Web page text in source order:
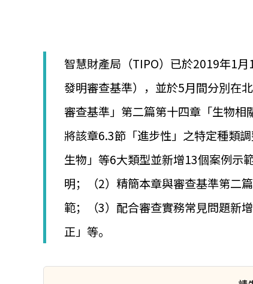
顧
問
│
專
利
佈
局
│
美
國
專
利
智慧財產局（TIPO）已於2019年1
發明審查基準），並於5月間分別在
審查基準」第二篇第十四章「生物
將該章6.3節「進步性」之特定種類
生物」等6大類型並新增13個案例示
明；（2）精簡本章與審查基準第二
範；（3）配合審查實務常見問題新
正」等。